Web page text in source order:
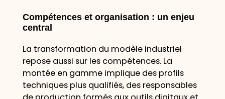
Compétences et organisation : un enjeu
central
La transformation du modèle industriel
repose aussi sur les compétences. La
montée en gamme implique des profils
techniques plus qualifiés, des responsables